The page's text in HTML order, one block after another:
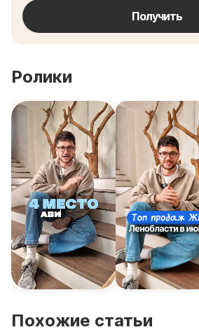
Получить
Ролики
Похожие статьи